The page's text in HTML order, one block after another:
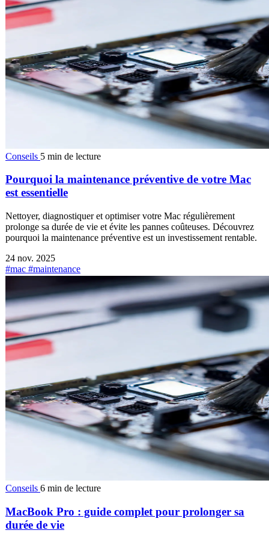
Conseils 5 min de lecture
Pourquoi la maintenance préventive de votre Mac
est essentielle
Nettoyer, diagnostiquer et optimiser votre Mac régulièrement
prolonge sa durée de vie et évite les pannes coûteuses. Découvrez
pourquoi la maintenance préventive est un investissement rentable.
24 nov. 2025
#mac #maintenance
Conseils 6 min de lecture
MacBook Pro : guide complet pour prolonger sa
durée de vie